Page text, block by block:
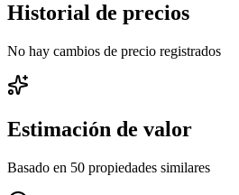
Historial de precios
No hay cambios de precio registrados
Estimación de valor
Basado en 50 propiedades similares